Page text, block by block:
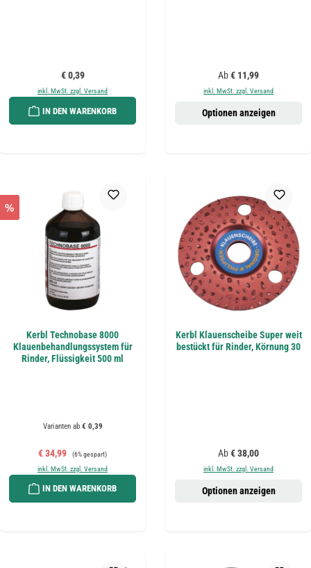
Regulärer Preis:
€ 0,39
inkl. MwSt. zzgl. Versand
IN DEN WARENKORB
Regulärer Preis:
Ab€ 11,99
inkl. MwSt. zzgl. Versand
Optionen anzeigen
%
Kerbl Technobase 8000
Klauenbehandlungssystem für
Rinder, Flüssigkeit 500 ml
Varianten ab€ 0,39
Verkaufspreis:
€ 34,99 Regulärer Preis:
(6% gespart)
inkl. MwSt. zzgl. Versand
IN DEN WARENKORB
Kerbl Klauenscheibe Super weit
bestückt für Rinder, Körnung 30
Regulärer Preis:
Ab€ 38,00
inkl. MwSt. zzgl. Versand
Optionen anzeigen